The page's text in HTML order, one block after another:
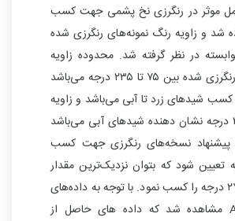
موثر در رنگرزی نخ پشمی جهت کسب
شد و زاویه رنگ نمونه‌های رنگرزی شده
در نظر گرفته شد. محدوده زاویه
رنگ نمونه‌های رنگرزی شده بین ۷۵ تا ۲۳۵ درجه می‌باشد
شیدهای زرد تا آبی می‌باشد و زاویه
رنگ برابر با ۲۷۰ درجه نشان دهنده شیدهای آبی می‌باشد
پیشنهاد نسخه‌های رنگرزی جهت کسب
تعیین شود که بتوان نزدیک‌ترین مقدار
زاویه رنگ به ۲۷۰ درجه را کسب نمود. با توجه به داده‌های
جدول ANOVA مشاهده شد که داده های حاصل از